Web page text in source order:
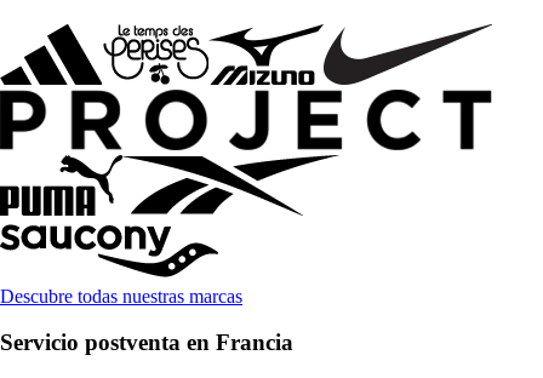
Descubre todas nuestras marcas
Servicio postventa en Francia